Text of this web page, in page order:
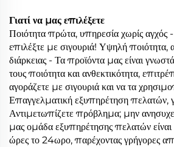
Γιατί να μας επιλέξετε
Ποιότητα πρώτα, υπηρεσία χωρίς αγχός
επιλέξτε με σιγουριά! Υψηλή ποιότητα,
διάρκειας - Τα προϊόντα μας είναι γνωστά
τους ποιότητα και ανθεκτικότητα,
αγοράζετε με σιγουριά και να τα
Επαγγελματική εξυπηρέτηση πελατών,
Αντιμετωπίζετε πρόβλημα; μην
μας ομάδα εξυπηρέτησης πελατών
ώρες το 24ωρο, παρέχοντας γρήγορες